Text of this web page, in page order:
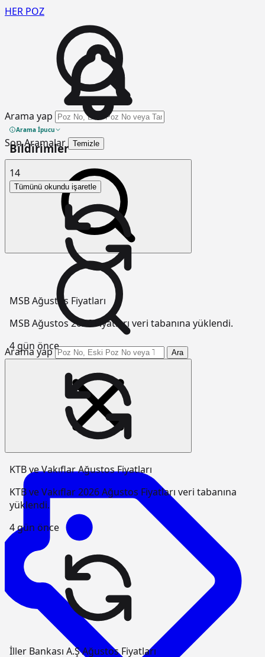
HER POZ
Arama yap
Arama İpucu
Son Aramalar Temizle
Arama yap Ara
Bildirimler
14
Tümünü okundu işaretle
MSB Ağustos Fiyatları
MSB Ağustos 2026 Fiyatları veri tabanına yüklendi.
4 gün önce
KTB ve Vakıflar Ağustos Fiyatları
KTB ve Vakıflar 2026 Ağustos Fiyatları veri tabanına
yüklendi.
4 gün önce
İller Bankası A.Ş Ağustos Fiyatları